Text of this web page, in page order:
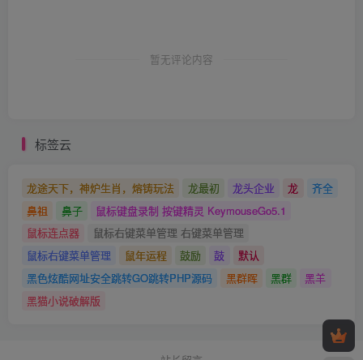
暂无评论内容
标签云
龙途天下，神炉生肖，熔铸玩法 龙最初 龙头企业 龙
齐全
鼻祖
鼻子
鼠标键盘录制 按键精灵 KeymouseGo5.1
鼠标连点器
鼠标右键菜单管理 右键菜单管理
鼠标右键菜单管理
鼠年运程 鼓励 鼓
默认
黑色炫酷网址安全跳转GO跳转PHP源码
黑群晖 黑群
黑羊
黑猫小说破解版